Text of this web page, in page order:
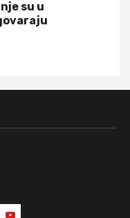
su u
Youtube